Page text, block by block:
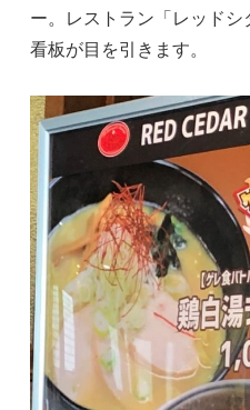
ー。レストラン「レッド
看板が目を引きます。